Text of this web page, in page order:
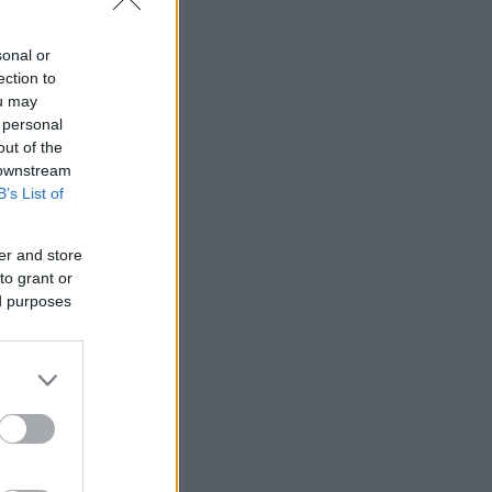
or
to
may
of the
List of
and store
grant or
purposes